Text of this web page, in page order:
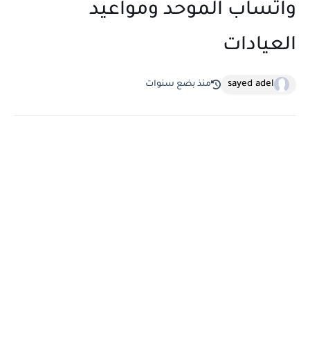
واتساب الموحد ومواعيد
العيادات
sayed adel منذ بضع سنوات